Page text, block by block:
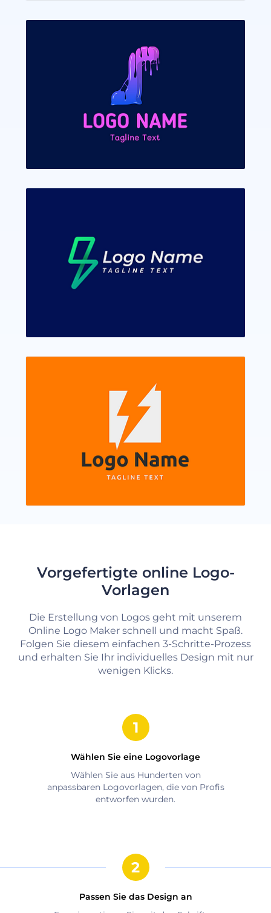
Vorgefertigte online Logo-
Vorlagen
Die Erstellung von Logos geht mit unserem
Online Logo Maker schnell und macht Spaß.
Folgen Sie diesem einfachen 3-Schritte-Prozess
und erhalten Sie Ihr individuelles Design mit nur
wenigen Klicks.
Wählen Sie eine Logovorlage
Wählen Sie aus Hunderten von
anpassbaren Logovorlagen, die von Profis
entworfen wurden.
Passen Sie das Design an